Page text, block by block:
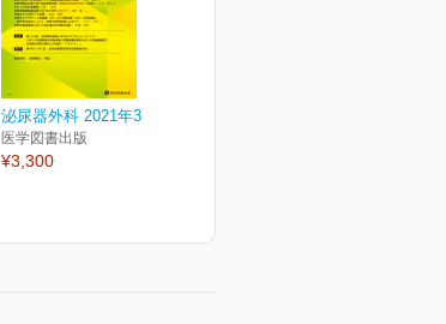
泌尿器外科 2021年3月号
医学図書出版
¥3,300